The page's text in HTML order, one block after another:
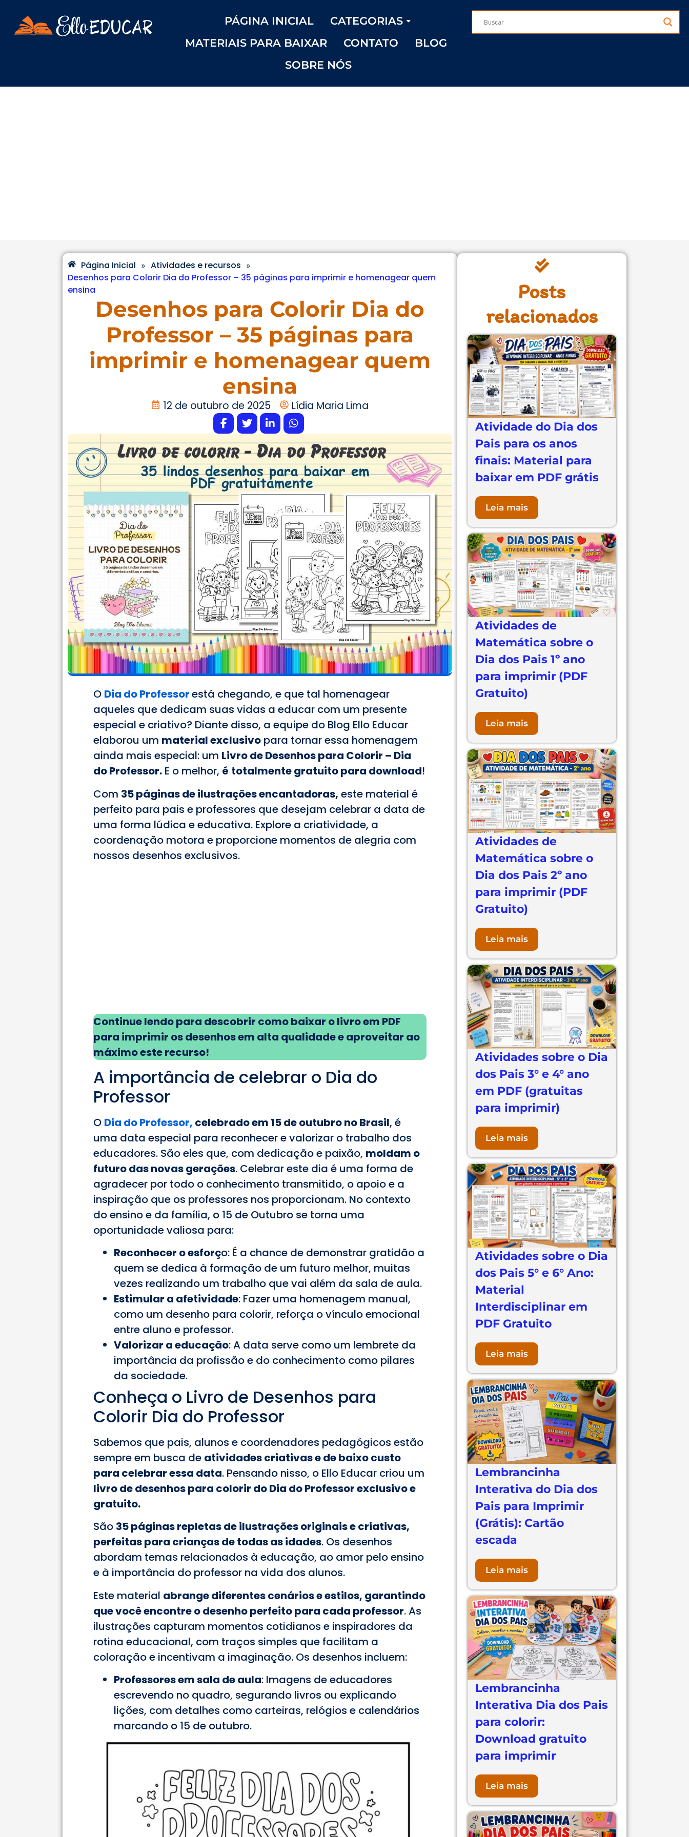
PÁGINA INICIAL
CATEGORIAS
MATERIAIS PARA BAIXAR
CONTATO
BLOG
SOBRE NÓS
Página Inicial » Atividades e recursos »
Desenhos para Colorir Dia do Professor – 35 páginas para imprimir e homenagear quem
ensina
Desenhos para Colorir Dia do
Professor – 35 páginas para
imprimir e homenagear quem
ensina
12 de outubro de 2025 Lídia Maria Lima
O Dia do Professorestá chegando, e que tal homenagear
aqueles que dedicam suas vidas a educar com um presente
especial e criativo? Diante disso, a equipe do Blog Ello Educar
elaborou um material exclusivo para tornar essa homenagem
ainda mais especial: um Livro de Desenhos para Colorir – Dia
do Professor. E o melhor, é totalmente gratuito para download!
Com 35 páginas de ilustrações encantadoras, este material é
perfeito para pais e professores que desejam celebrar a data de
uma forma lúdica e educativa. Explore a criatividade, a
coordenação motora e proporcione momentos de alegria com
nossos desenhos exclusivos.
Continue lendo para descobrir como baixar o livro em PDF
para imprimir os desenhos em alta qualidade e aproveitar ao
máximo este recurso!
A importância de celebrar o Dia do
Professor
O Dia do Professor, celebrado em 15 de outubro no Brasil, é
uma data especial para reconhecer e valorizar o trabalho dos
educadores. São eles que, com dedicação e paixão, moldam o
futuro das novas gerações. Celebrar este dia é uma forma de
agradecer por todo o conhecimento transmitido, o apoio e a
inspiração que os professores nos proporcionam. No contexto
do ensino e da família, o 15 de Outubro se torna uma
oportunidade valiosa para:
Reconhecer o esforço: É a chance de demonstrar gratidão a
quem se dedica à formação de um futuro melhor, muitas
vezes realizando um trabalho que vai além da sala de aula.
Estimular a afetividade: Fazer uma homenagem manual,
como um desenho para colorir, reforça o vínculo emocional
entre aluno e professor.
Valorizar a educação: A data serve como um lembrete da
importância da profissão e do conhecimento como pilares
da sociedade.
Conheça o Livro de Desenhos para
Colorir Dia do Professor
Sabemos que pais, alunos e coordenadores pedagógicos estão
sempre em busca de atividades criativas e de baixo custo
para celebrar essa data. Pensando nisso, o Ello Educar criou um
livro de desenhos para colorir do Dia do Professor exclusivo e
gratuito.
São 35 páginas repletas de ilustrações originais e criativas,
perfeitas para crianças de todas as idades. Os desenhos
abordam temas relacionados à educação, ao amor pelo ensino
e à importância do professor na vida dos alunos.
Este material abrange diferentes cenários e estilos, garantindo
que você encontre o desenho perfeito para cada professor. As
ilustrações capturam momentos cotidianos e inspiradores da
rotina educacional, com traços simples que facilitam a
coloração e incentivam a imaginação. Os desenhos incluem:
Professores em sala de aula: Imagens de educadores
escrevendo no quadro, segurando livros ou explicando
lições, com detalhes como carteiras, relógios e calendários
marcando o 15 de outubro.
Posts
relacionados
Atividade do Dia dos
Pais para os anos
finais: Material para
baixar em PDF grátis
Leia mais
Atividades de
Matemática sobre o
Dia dos Pais 1º ano
para imprimir (PDF
Gratuito)
Leia mais
Atividades de
Matemática sobre o
Dia dos Pais 2º ano
para imprimir (PDF
Gratuito)
Leia mais
Atividades sobre o Dia
dos Pais 3° e 4° ano
em PDF (gratuitas
para imprimir)
Leia mais
Atividades sobre o Dia
dos Pais 5° e 6° Ano:
Material
Interdisciplinar em
PDF Gratuito
Leia mais
Lembrancinha
Interativa do Dia dos
Pais para Imprimir
(Grátis): Cartão
escada
Leia mais
Lembrancinha
Interativa Dia dos Pais
para colorir:
Download gratuito
para imprimir
Leia mais